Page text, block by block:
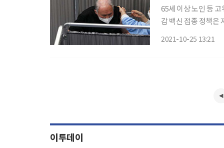
65세 이상 노인 등
감 백신 접종 정책은
2021-10-25 13:21
이투데이